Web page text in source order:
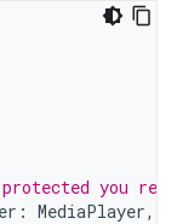
you
: MediaPlayer,